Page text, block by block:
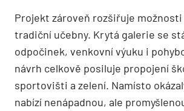
Projekt zároveň rozšiřuje možnosti
tradiční učebny. Krytá galerie se
odpočinek, venkovní výuku i
návrh celkově posiluje propojení
sportovišti a zelení. Namísto
nabízí nenápadnou, ale